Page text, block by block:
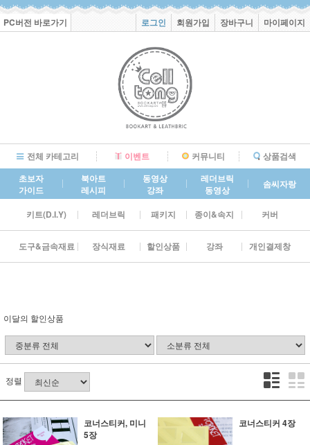
PC버전 바로가기 로그인 회원가입 장바구니 마이페이지
전체 카테고리 이벤트 커뮤니티
상품검색
초보자
가이드
북아트
레시피
동영상
강좌
레더브릭
동영상
솜씨자랑
키트(D.I.Y) 레더브릭 패키지 종이&속지 커버
도구&금속재료 장식재료 할인상품 강좌 개인결제창
이달의 할인상품
정렬
코너스티커, 미니
5장
코너스티커 4장